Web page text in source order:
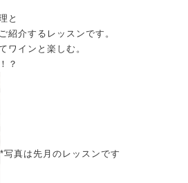
と
紹介するレッスンです。
ワインと楽しむ。
？
*写真は先月のレッスンです